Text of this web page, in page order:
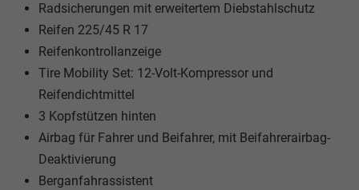
Radsicherungen mit erweitertem Diebstahlschutz
Reifen 225/45 R 17
Reifenkontrollanzeige
Tire Mobility Set: 12-Volt-Kompressor und
Reifendichtmittel
3 Kopfstützen hinten
Airbag für Fahrer und Beifahrer, mit Beifahrerairbag-
Deaktivierung
Berganfahrassistent